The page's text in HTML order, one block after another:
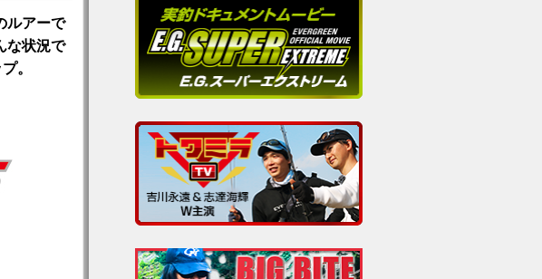
ルアーで
な状況で
。